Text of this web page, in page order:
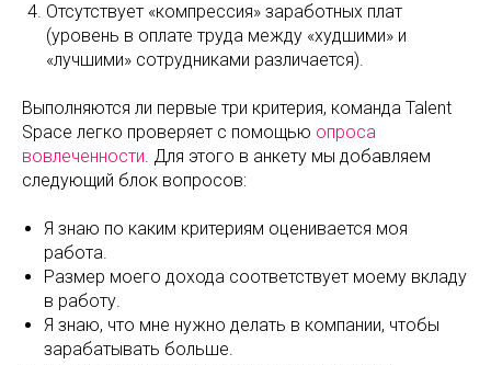
Отсутствует «компрессия» заработных плат
(уровень в оплате труда между «худшими» и
«лучшими» сотрудниками различается).
Выполняются ли первые три критерия, команда Talent
Space легко проверяет с помощью опроса
вовлеченности. Для этого в анкету мы добавляем
следующий блок вопросов:
Я знаю по каким критериям оценивается моя
работа.
Размер моего дохода соответствует моему вкладу
в работу.
Я знаю, что мне нужно делать в компании, чтобы
зарабатывать больше.